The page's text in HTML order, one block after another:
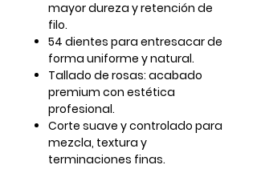
mayor dureza y retención de
filo.
54 dientes para entresacar de
forma uniforme y natural.
Tallado de rosas: acabado
premium con estética
profesional.
Corte suave y controlado para
mezcla, textura y
terminaciones finas.